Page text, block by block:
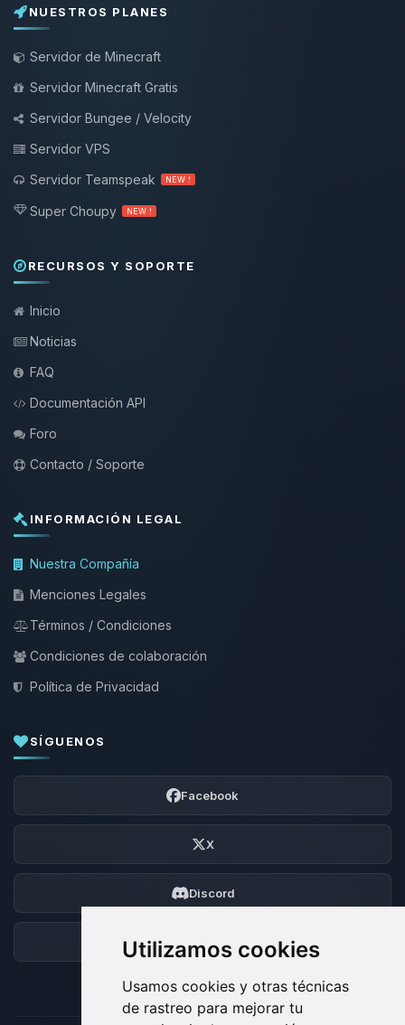
Utilizamos cookies
Usamos cookies y otras técnicas
de rastreo para mejorar tu
NUESTROS PLANES
Servidor de Minecraft
Servidor Minecraft Gratis
Servidor Bungee / Velocity
Servidor VPS
Servidor Teamspeak
NEW !
Super Choupy NEW !
RECURSOS Y SOPORTE
Inicio
Noticias
FAQ
Documentación API
Foro
Contacto / Soporte
INFORMACIÓN LEGAL
Nuestra Compañía
Menciones Legales
Términos / Condiciones
Condiciones de colaboración
Política de Privacidad
SÍGUENOS
Facebook
X
Discord
Foro